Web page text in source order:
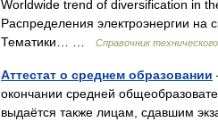
Worldwide trend of diversification in
Распределения электроэнергии
Тематики… …
Справочник
Аттестат о среднем образовании
окончании средней
выдаётся также лицам, сдавшим